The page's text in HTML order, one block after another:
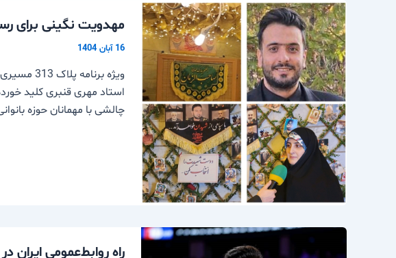
مهدویت نگینی برای
16 آبان 1404
ویژه
چالشی با مهمانان حوزه
راه روابط‌عمومی